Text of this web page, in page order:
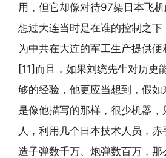
用，但它却像对待97架日本飞
想过大连当时是在谁的控制之下
为中共在大连的军工生产提供便
[11]而且，如果刘统先生对历史
够的经验，他更应当想到，假
是像他描写的那样，很少机器，
人，利用几个日本技术人员，
造子弹数千万、炮弹数百万，那